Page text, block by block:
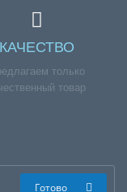
КАЧЕСТВО
только
товар
Готово